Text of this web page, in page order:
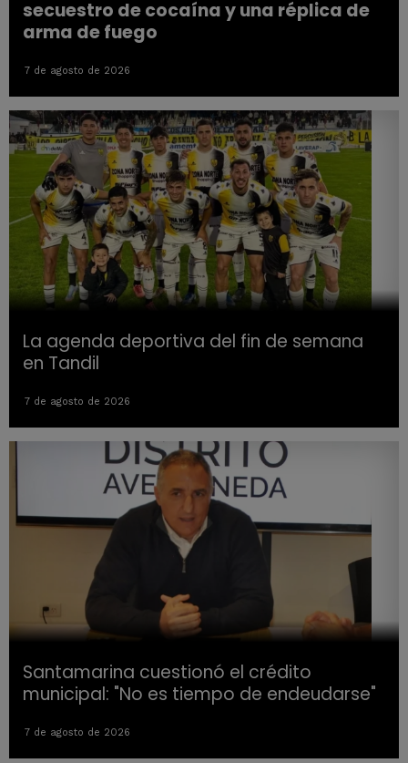
secuestro de cocaína y una réplica de
arma de fuego
7 de agosto de 2026
La agenda deportiva del fin de semana
en Tandil
7 de agosto de 2026
Santamarina cuestionó el crédito
municipal: "No es tiempo de endeudarse"
7 de agosto de 2026